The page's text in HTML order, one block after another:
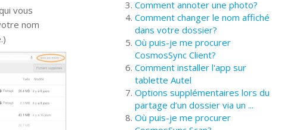
vous
nom
Comment annoter une photo?
Comment changer le nom affiché
dans votre dossier?
Où puis-je me procurer
CosmosSync Client?
Comment installer l'app sur
tablette Autel
Options supplémentaires lors du
partage d’un dossier via un ...
Où puis-je me procurer